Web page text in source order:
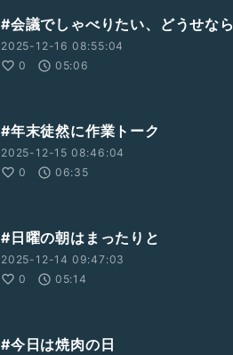
#会議でしゃべりたい、どうせなら
2025-12-16 08:55:04
0
05:06
#年末徒然に作業トーク
2025-12-15 08:46:04
0
06:35
#日曜の朝はまったりと
2025-12-14 09:47:03
0
05:14
#今日は焼肉の日